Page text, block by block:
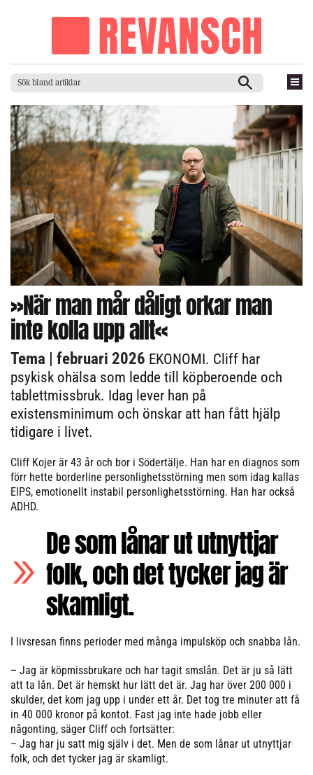
»När man mår dåligt orkar man
inte kolla upp allt«
Tema | februari 2026 EKONOMI. Cliff har
psykisk ohälsa som ledde till köpberoende och
tablettmissbruk. Idag lever han på
existensminimum och önskar att han fått hjälp
tidigare i livet.
Cliff Kojer är 43 år och bor i Södertälje. Han har en diagnos som
förr hette borderline personlighetsstörning men som idag kallas
EIPS, emotionellt instabil personlighetsstörning. Han har också
ADHD.
De som lånar ut utnyttjar
folk, och det tycker jag är
skamligt.
I livsresan finns perioder med många impulsköp och snabba lån.
– Jag är köpmissbrukare och har tagit smslån. Det är ju så lätt
att ta lån. Det är hemskt hur lätt det är. Jag har över 200 000 i
skulder, det kom jag upp i under ett år. Det tog tre minuter att få
in 40 000 kronor på kontot. Fast jag inte hade jobb eller
någonting, säger Cliff och fortsätter:
– Jag har ju satt mig själv i det. Men de som lånar ut utnyttjar
folk, och det tycker jag är skamligt.